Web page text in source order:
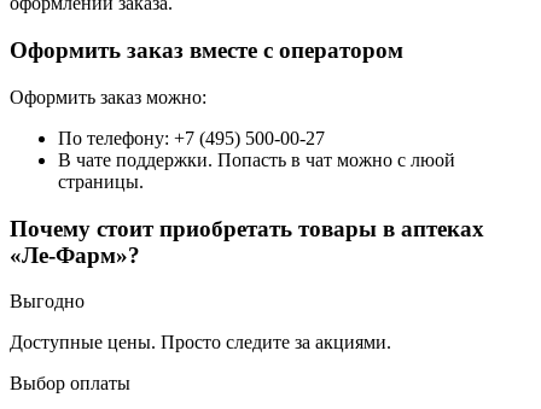
Оформить заказ вместе с оператором
Оформить заказ можно:
По телефону: +7 (495) 500-00-27
В чате поддержки. Попасть в чат можно с люой
страницы.
Почему стоит приобретать товары в аптеках
«Ле-Фарм»?
Выгодно
Доступные цены. Просто следите за акциями.
Выбор оплаты